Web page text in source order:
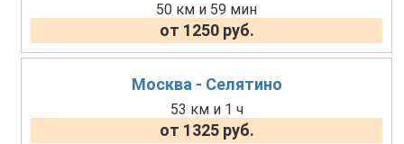
50 км и 59 мин
от 1250 руб.
Москва - Селятино
53 км и 1 ч
от 1325 руб.